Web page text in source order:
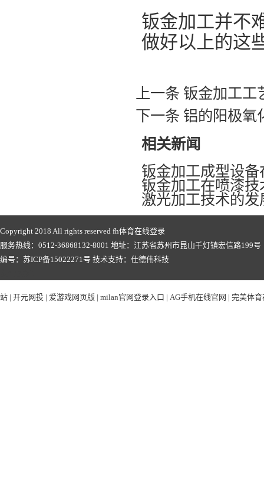
钣金加工并不
做好以上的这
上一条 钣金加工工
下一条 铝的阳极氧
相关新闻
钣金加工成型设
钣金加工在喷漆
激光加工技术的发
Copyright 2018 All rights reserved fh体育在线登录
服务热线：0512-36868132-8001 地址：江苏省苏州市昆山千灯镇宏信路199号
编号： 苏ICP备15022271号 技术支持： 仕德伟科技
站 | 开元网投 | 爱游戏网页版 | milan官网登录入口 | AG手机在线官网 | 完美体